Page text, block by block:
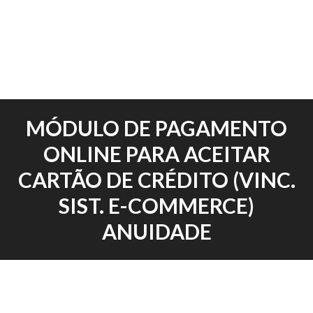
MÓDULO DE PAGAMENTO
ONLINE PARA ACEITAR
CARTÃO DE CRÉDITO (VINC.
SIST. E-COMMERCE)
ANUIDADE